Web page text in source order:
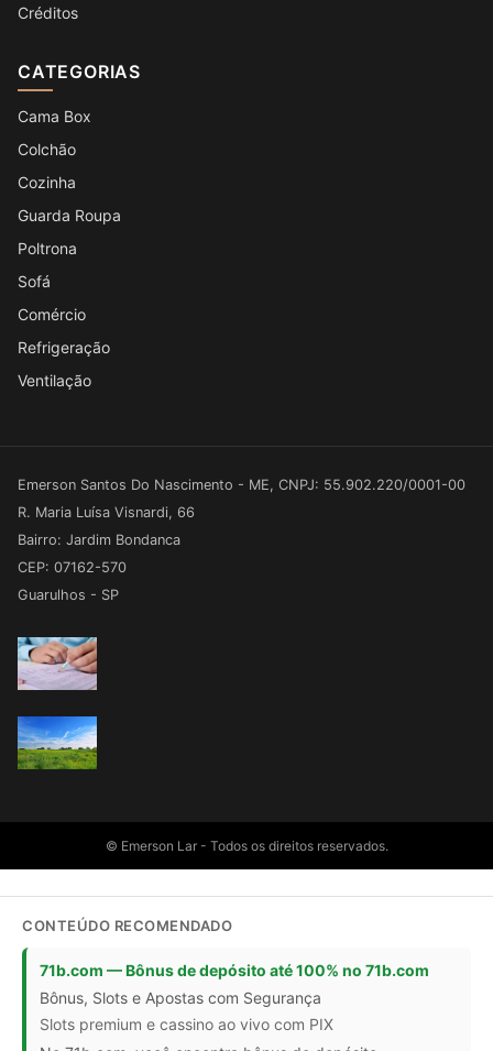
Créditos
CATEGORIAS
Cama Box
Colchão
Cozinha
Guarda Roupa
Poltrona
Sofá
Comércio
Refrigeração
Ventilação
Emerson Santos Do Nascimento - ME, CNPJ: 55.902.220/0001-00
R. Maria Luísa Visnardi, 66
Bairro: Jardim Bondanca
CEP: 07162-570
Guarulhos - SP
© Emerson Lar - Todos os direitos reservados.
CONTEÚDO RECOMENDADO
71b.com — Bônus de depósito até 100% no 71b.com
Bônus, Slots e Apostas com Segurança
Slots premium e cassino ao vivo com PIX